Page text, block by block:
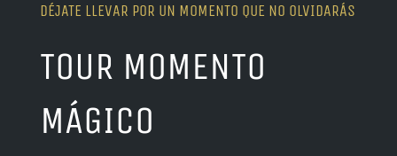
DÉJATE LLEVAR POR UN MOMENTO QUE NO OLVIDARÁS
TOUR MOMENTO
MÁGICO